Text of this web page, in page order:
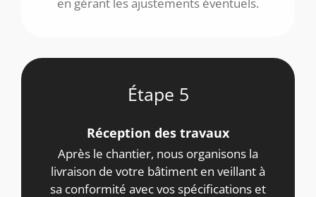
en gérant les ajustements éventuels.
Étape 5
Réception des travaux
Après le chantier, nous organisons la
livraison de votre bâtiment en veillant à
sa conformité avec vos spécifications et